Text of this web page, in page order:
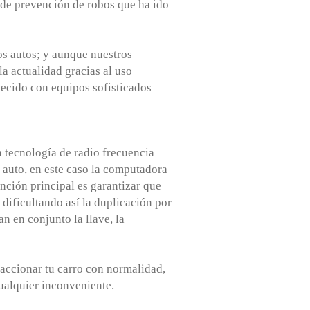
prevención de robos que ha ido
autos; y aunque nuestros
actualidad gracias al uso
con equipos sofisticados
tecnología de radio frecuencia
en este caso la computadora
principal es garantizar que
dificultando así la duplicación por
en conjunto la llave, la
tu carro con normalidad,
inconveniente.